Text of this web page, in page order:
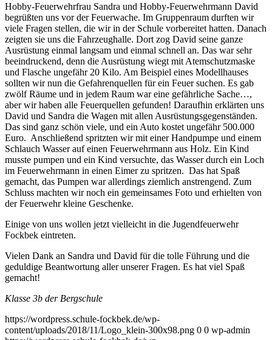
Hobby-Feuerwehrfrau Sandra und Hobby-Feuerwehrmann David
begrüßten uns vor der Feuerwache. Im Gruppenraum durften wir
viele Fragen stellen, die wir in der Schule vorbereitet hatten. Danach
zeigten sie uns die Fahrzeughalle. Dort zog David seine ganze
Ausrüstung einmal langsam und einmal schnell an. Das war sehr
beeindruckend, denn die Ausrüstung wiegt mit Atemschutzmaske
und Flasche ungefähr 20 Kilo. Am Beispiel eines Modellhauses
sollten wir nun die Gefahrenquellen für ein Feuer suchen. Es gab
zwölf Räume und in jedem Raum war eine gefährliche Sache…,
aber wir haben alle Feuerquellen gefunden! Daraufhin erklärten uns
David und Sandra die Wagen mit allen Ausrüstungsgegenständen.
Das sind ganz schön viele, und ein Auto kostet ungefähr 500.000
Euro. Anschließend spritzten wir mit einer Handpumpe und einem
Schlauch Wasser auf einen Feuerwehrmann aus Holz. Ein Kind
musste pumpen und ein Kind versuchte, das Wasser durch ein Loch
im Feuerwehrmann in einen Eimer zu spritzen. Das hat Spaß
gemacht, das Pumpen war allerdings ziemlich anstrengend. Zum
Schluss machten wir noch ein gemeinsames Foto und erhielten von
der Feuerwehr kleine Geschenke.
Einige von uns wollen jetzt vielleicht in die Jugendfeuerwehr
Fockbek eintreten.
Vielen Dank an Sandra und David für die tolle Führung und die
geduldige Beantwortung aller unserer Fragen. Es hat viel Spaß
gemacht!
Klasse 3b der Bergschule
https://wordpress.schule-fockbek.de/wp-
content/uploads/2018/11/Logo_klein-300x98.png 0 0 wp-admin